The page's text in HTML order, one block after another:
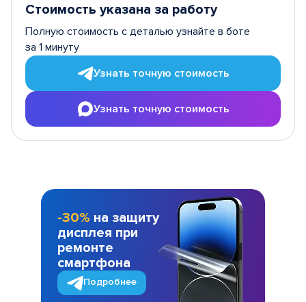
Стоимость указана за работу
Полную стоимость с деталью узнайте в боте
за 1 минуту
Узнать точную стоимость
Узнать точную стоимость
-30% на защиту
дисплея при
ремонте
смартфона
Подробнее